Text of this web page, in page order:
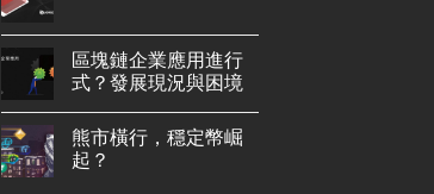
區塊鏈企業應用進行
式？發展現況與困境
熊市橫行，穩定幣崛
起？